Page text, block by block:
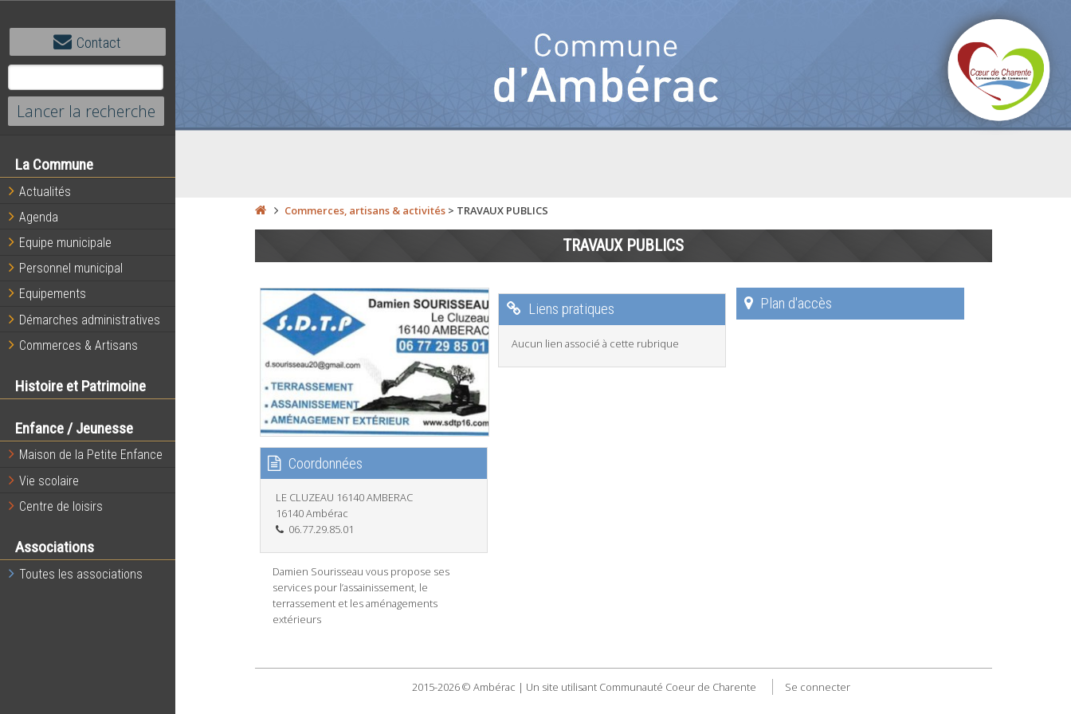
Contact
La Commune
Actualités
Agenda
Equipe municipale
Personnel municipal
Equipements
Démarches administratives
Commerces & Artisans
Histoire et Patrimoine
Enfance / Jeunesse
Maison de la Petite Enfance
Vie scolaire
Centre de loisirs
Associations
Toutes les associations
Commerces, artisans & activités> TRAVAUX PUBLICS
TRAVAUX PUBLICS
Coordonnées
LE CLUZEAU 16140 AMBERAC
16140 Ambérac
06.77.29.85.01
Damien Sourisseau vous propose ses
services pour l’assainissement, le
terrassement et les aménagements
extérieurs
Liens pratiques
Aucun lien associé à cette rubrique
Plan d'accès
2015-2026 © Ambérac | Un site utilisant Communauté Coeur de Charente Se connecter